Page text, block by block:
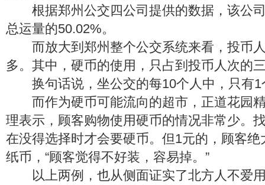
根据郑州公交四公司提供的数据，该公
总运量的50.02%。
而放大到郑州整个公交系统来看，投币
多。其中，硬币的使用，只占到投币人次的
换句话说，坐公交的每10个人中，只有1
而作为硬币可能流向的超市，正道花园
理表示，顾客购物使用硬币的情况非常少。
在没得选择时才会要硬币。但1元的，顾客
纸币，“顾客觉得不好装，容易掉。”
以上两例，也从侧面证实了北方人不爱